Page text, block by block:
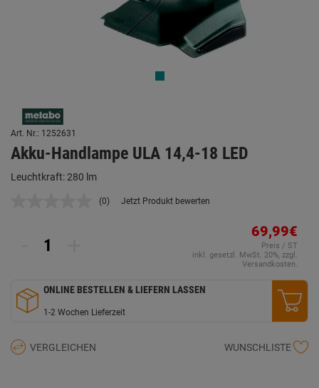
Art. Nr.: 1252631
Akku-Handlampe ULA 14,4-18 LED
Leuchtkraft: 280 lm
Kein
(0) Jetzt Produkt bewerten
69,99€
Preis / ST
inkl. gesetzl. MwSt. 20%, zzgl.
Versandkosten.
ONLINE BESTELLEN & LIEFERN LASSEN
1-2 Wochen Lieferzeit
VERGLEICHEN WUNSCHLISTE